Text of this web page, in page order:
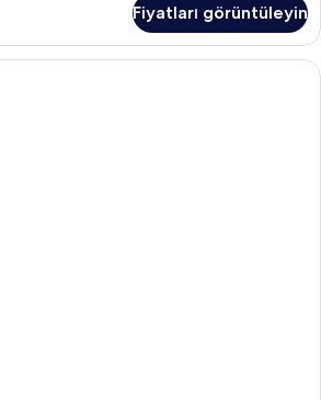
Fiyatları görüntüleyin